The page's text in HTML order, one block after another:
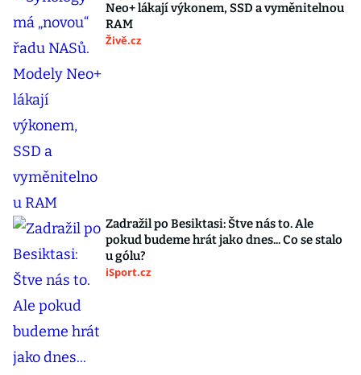
Neo+ lákají výkonem, SSD a vyměnitelnou
RAM
Živě.cz
Zadražil po Besiktasi: Štve nás to. Ale
pokud budeme hrát jako dnes... Co se stalo
u gólu?
iSport.cz